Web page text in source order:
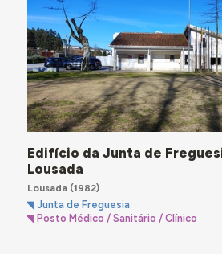
Edifício da Junta de
Lousada
Lousada(1982)
Junta de Freguesia
Posto Médico / Sanitário / Clínico